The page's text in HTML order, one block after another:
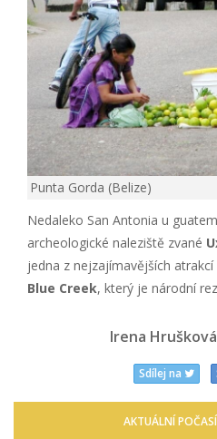
Punta Gorda (Belize)
Nedaleko San Antonia u
archeologické naleziště zvané
jedna z nejzajímavějších
Blue Creek, který je národní
Irena
Sdílej na
AKTUÁLNÍ